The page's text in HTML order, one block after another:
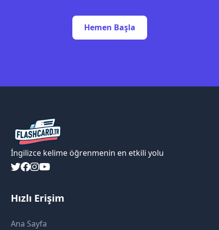
Hemen Başla
İngilizce kelime öğrenmenin en etkili yolu
Hızlı Erişim
Ana Sayfa